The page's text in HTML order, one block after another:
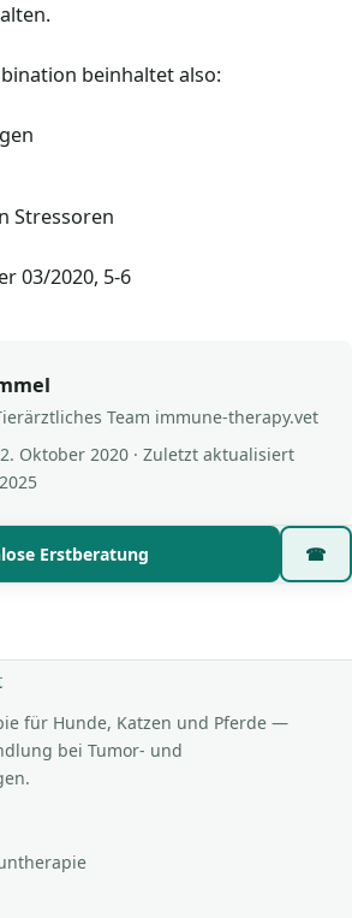
beinhaltet also:
Stressoren
03/2020, 5-6
Team immune-therapy.vet
Oktober 2020 · Zuletzt aktualisiert
Erstberatung ☎
für Hunde, Katzen und Pferde —
bei Tumor- und